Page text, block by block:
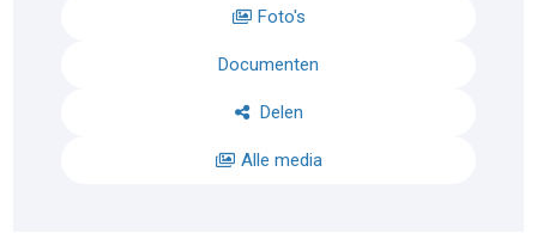
Foto's
Documenten
Delen
Alle media